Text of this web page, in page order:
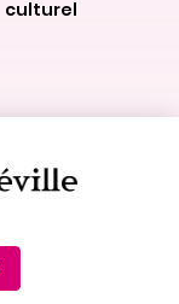
culturel